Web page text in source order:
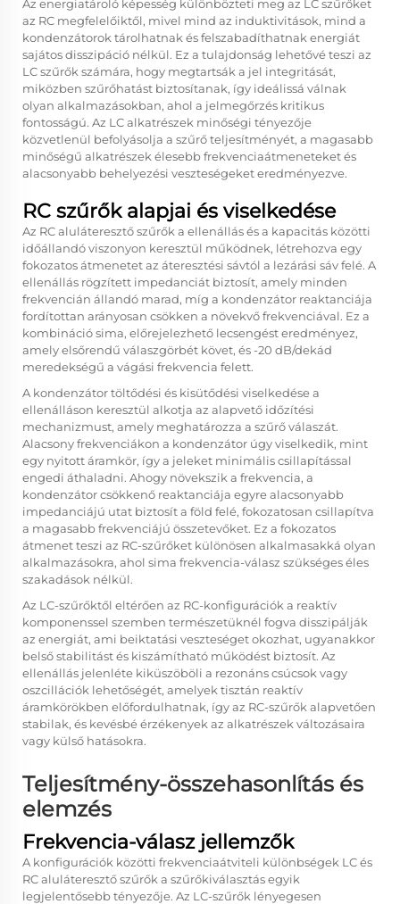
Az energiatároló képesség különbözteti meg az LC szűrőket
az RC megfelelőiktől, mivel mind az induktivitások, mind a
kondenzátorok tárolhatnak és felszabadíthatnak energiát
sajátos disszipáció nélkül. Ez a tulajdonság lehetővé teszi az
LC szűrők számára, hogy megtartsák a jel integritását,
miközben szűrőhatást biztosítanak, így ideálissá válnak
olyan alkalmazásokban, ahol a jelmegőrzés kritikus
fontosságú. Az LC alkatrészek minőségi tényezője
közvetlenül befolyásolja a szűrő teljesítményét, a magasabb
minőségű alkatrészek élesebb frekvenciaátmeneteket és
alacsonyabb behelyezési veszteségeket eredményezve.
RC szűrők alapjai és viselkedése
Az RC aluláteresztő szűrők a ellenállás és a kapacitás közötti
időállandó viszonyon keresztül működnek, létrehozva egy
fokozatos átmenetet az áteresztési sávtól a lezárási sáv felé. A
ellenállás rögzített impedanciát biztosít, amely minden
frekvencián állandó marad, míg a kondenzátor reaktanciája
fordítottan arányosan csökken a növekvő frekvenciával. Ez a
kombináció sima, előrejelezhető lecsengést eredményez,
amely elsőrendű válaszgörbét követ, és -20 dB/dekád
meredekségű a vágási frekvencia felett.
A kondenzátor töltődési és kisütődési viselkedése a
ellenálláson keresztül alkotja az alapvető időzítési
mechanizmust, amely meghatározza a szűrő válaszát.
Alacsony frekvenciákon a kondenzátor úgy viselkedik, mint
egy nyitott áramkör, így a jeleket minimális csillapítással
engedi áthaladni. Ahogy növekszik a frekvencia, a
kondenzátor csökkenő reaktanciája egyre alacsonyabb
impedanciájú utat biztosít a föld felé, fokozatosan csillapítva
a magasabb frekvenciájú összetevőket. Ez a fokozatos
átmenet teszi az RC-szűrőket különösen alkalmasakká olyan
alkalmazásokra, ahol sima frekvencia-válasz szükséges éles
szakadások nélkül.
Az LC-szűrőktől eltérően az RC-konfigurációk a reaktív
komponenssel szemben természetüknél fogva disszipálják
az energiát, ami beiktatási veszteséget okozhat, ugyanakkor
belső stabilitást és kiszámítható működést biztosít. Az
ellenállás jelenléte kiküszöböli a rezonáns csúcsok vagy
oszcillációk lehetőségét, amelyek tisztán reaktív
áramkörökben előfordulhatnak, így az RC-szűrők alapvetően
stabilak, és kevésbé érzékenyek az alkatrészek változásaira
vagy külső hatásokra.
Teljesítmény-összehasonlítás és
elemzés
Frekvencia-válasz jellemzők
A konfigurációk közötti frekvenciaátviteli különbségek LC és
RC aluláteresztő szűrők a szűrőkiválasztás egyik
legjelentősebb tényezője. Az LC-szűrők lényegesen